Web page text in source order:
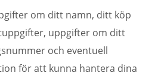
om ditt namn, ditt köp
uppgifter om ditt
och eventuell
för att kunna hantera dina